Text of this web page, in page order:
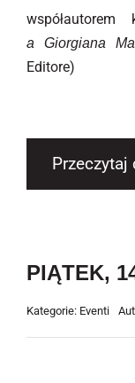
współautorem
a Giorgiana
Editore)
Przeczytaj
PIĄTEK,
Kategorie: Eventi